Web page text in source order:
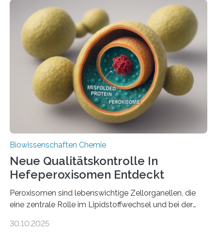
Biowissenschaften Chemie
Neue Qualitätskontrolle In
Hefeperoxisomen Entdeckt
Peroxisomen sind lebenswichtige Zellorganellen, die
eine zentrale Rolle im Lipidstoffwechsel und bei der
erfüllen können, müssen zahlreiche Enzyme präzise in
30.10.2025